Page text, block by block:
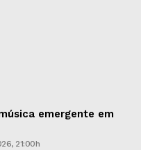
emergente em
21:00h